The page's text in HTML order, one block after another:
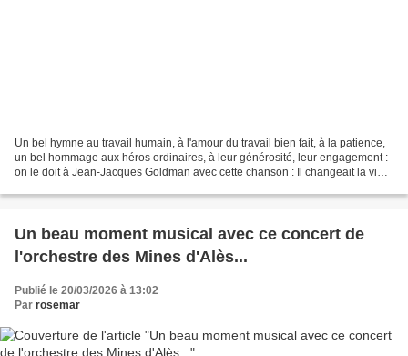
Un bel hymne au travail humain, à l'amour du travail bien fait, à la patience,
un bel hommage aux héros ordinaires, à leur générosité, leur engagement :
on le doit à Jean-Jacques Goldman avec cette chanson : Il changeait la vie...
Un beau moment musical avec ce concert de
l'orchestre des Mines d'Alès...
Publié le 20/03/2026 à 13:02
Par rosemar